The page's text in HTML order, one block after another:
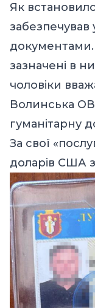
Як
забезпечував
документами.
зазначені в
чоловіки
Волинська
гуманітарну
За свої
доларів США з